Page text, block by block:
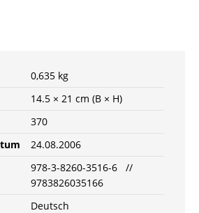
0,635 kg
14.5 × 21 cm (B × H)
370
24.08.2006
978-3-8260-3516-6 //
9783826035166
Deutsch